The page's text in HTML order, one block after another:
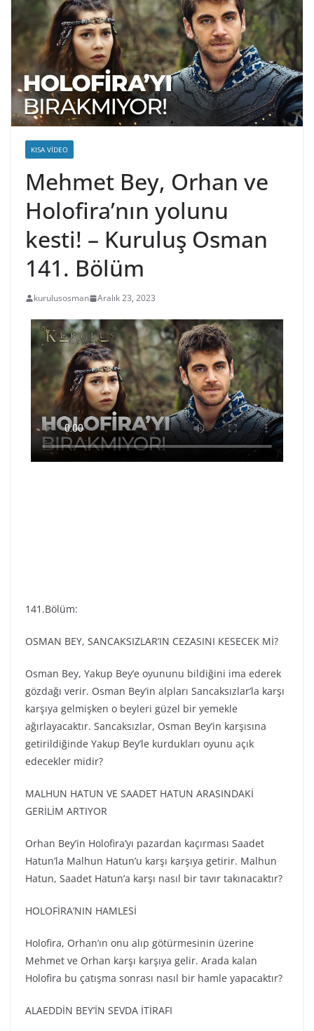
KISA VIDEO
Mehmet Bey, Orhan ve
Holofira’nın yolunu
kesti! – Kuruluş Osman
141. Bölüm
kurulusosman Aralık 23, 2023
141.Bölüm:
OSMAN BEY, SANCAKSIZLAR’IN CEZASINI KESECEK Mİ?
Osman Bey, Yakup Bey’e oyununu bildiğini ima ederek
gözdağı verir. Osman Bey’in alpları Sancaksızlar’la karşı
karşıya gelmişken o beyleri güzel bir yemekle
ağırlayacaktır. Sancaksızlar, Osman Bey’in karşısına
getirildiğinde Yakup Bey’le kurdukları oyunu açık
edecekler midir?
MALHUN HATUN VE SAADET HATUN ARASINDAKİ
GERİLİM ARTIYOR
Orhan Bey’in Holofira’yı pazardan kaçırması Saadet
Hatun’la Malhun Hatun’u karşı karşıya getirir. Malhun
Hatun, Saadet Hatun’a karşı nasıl bir tavır takınacaktır?
HOLOFİRA’NIN HAMLESİ
Holofira, Orhan’ın onu alıp götürmesinin üzerine
Mehmet ve Orhan karşı karşıya gelir. Arada kalan
Holofira bu çatışma sonrası nasıl bir hamle yapacaktır?
ALAEDDİN BEY’İN SEVDA İTİRAFI